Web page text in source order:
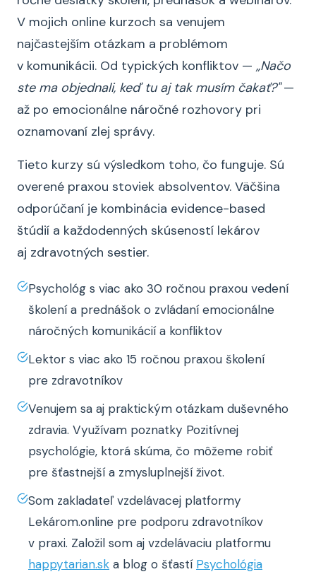
V mojich online kurzoch sa venujem
najčastejším otázkam a problémom
v komunikácii. Od typických konfliktov — „Načo
ste ma objednali, keď tu aj tak musím čakať?"—
až po emocionálne náročné rozhovory pri
oznamovaní zlej správy.
Tieto kurzy sú výsledkom toho, čo funguje. Sú
overené praxou stoviek absolventov. Väčšina
odporúčaní je kombinácia evidence-based
štúdií a každodenných skúseností lekárov
aj zdravotných sestier.
Psychológ s viac ako 30 ročnou praxou vedení
školení a prednášok o zvládaní emocionálne
náročných komunikácií a konfliktov
Lektor s viac ako 15 ročnou praxou školení
pre zdravotníkov
Venujem sa aj praktickým otázkam duševného
zdravia. Využívam poznatky Pozitívnej
psychológie, ktorá skúma, čo môžeme robiť
pre šťastnejší a zmysluplnejší život.
Som zakladateľ vzdelávacej platformy
Lekárom.online pre podporu zdravotníkov
v praxi. Založil som aj vzdelávaciu platformu
happytarian.sk a blog o šťastí Psychológia